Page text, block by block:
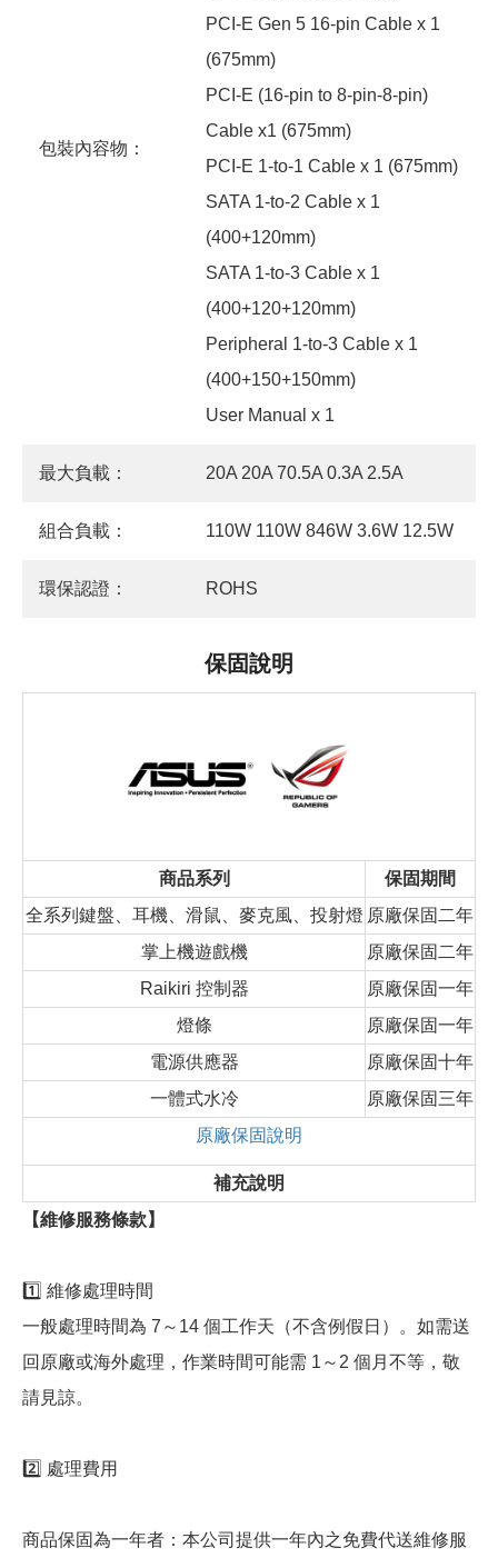
包裝內容物：
PCI-E Gen 5 16-pin Cable x 1
(675mm)
PCI-E (16-pin to 8-pin-8-pin)
Cable x1 (675mm)
PCI-E 1-to-1 Cable x 1 (675mm)
SATA 1-to-2 Cable x 1
(400+120mm)
SATA 1-to-3 Cable x 1
(400+120+120mm)
Peripheral 1-to-3 Cable x 1
(400+150+150mm)
User Manual x 1
最大負載： 20A 20A 70.5A 0.3A 2.5A
組合負載： 110W 110W 846W 3.6W 12.5W
環保認證： ROHS
保固說明
商品系列
保固期間
全系列鍵盤、耳機、滑鼠、麥克風、投射燈 原廠保固二年
掌上機遊戲機
原廠保固二年
Raikiri 控制器
原廠保固一年
燈條
原廠保固一年
電源供應器
原廠保固十年
一體式水冷
原廠保固三年
原廠保固說明
補充說明
【維修服務條款】
1️⃣ 維修處理時間
一般處理時間為 7～14 個工作天（不含例假日）。如需送
回原廠或海外處理，作業時間可能需 1～2 個月不等，敬
請見諒。
2️⃣ 處理費用
商品保固為一年者：本公司提供一年內之免費代送維修服